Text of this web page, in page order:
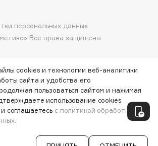
ПО ЗОЛОТОЙ КАРТЕ:59 ₽
66 ₽
Все права защищены
персональных данных
cookies и технологии веб-аналитики
сайта и удобства его
пользоваться сайтом и нажимая
использование cookies
соглашаетесь с политикой обработки